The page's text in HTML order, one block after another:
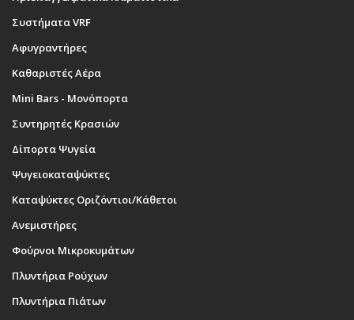
Συστήματα VRF
Αφυγραντήρες
Καθαριστές Αέρα
Mini Bars - Μονόπορτα
Συντηρητές Κρασιών
Δίπορτα Ψυγεία
Ψυγειοκαταψύκτες
Καταψύκτες Οριζόντιοι/Κάθετοι
Ανεμιστήρες
Φούρνοι Μικροκυμάτων
Πλυντήρια Ρούχων
Πλυντήρια Πιάτων